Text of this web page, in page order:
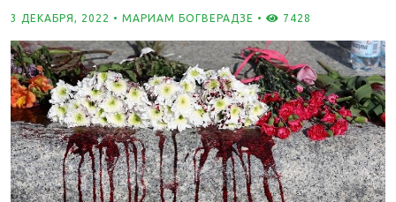
3 ДЕКАБРЯ, 2022 • МАРИАМ БОГВЕРАДЗЕ • 7428